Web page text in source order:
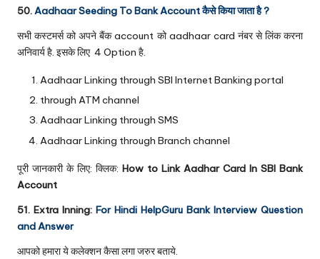
50.Aadhaar Seeding To Bank Account कैसे किया जाता है ?
सभी कस्टमर्स को अपने बैंक account को aadhaar card नंबर से लिंक करना
अनिवार्य है. इसके लिए 4 Option है.
Aadhaar Linking through SBI Internet Banking portal
through ATM channel
Aadhaar Linking through SMS
Aadhaar Linking through Branch channel
पूरी जानकारी के लिए: क्लिक: How to Link Aadhar Card In SBI Bank
Account
51. Extra Inning: For Hindi HelpGuru Bank Interview Question
and Answer
आपको हमारा ये कलेक्शन कैसा लगा जरुर बताये.